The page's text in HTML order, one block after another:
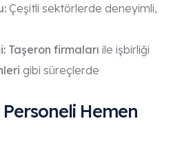
Çeşitli sektörlerde deneyimli,
Taşeron firmaları ile işbirliği
gibi süreçlerde
Hemen